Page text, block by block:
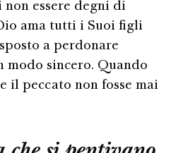
essere degni di
ama tutti i Suoi figli
a perdonare
modo sincero. Quando
il peccato non fosse mai